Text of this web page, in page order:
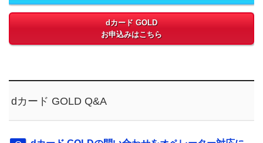
dカード GOLD
お申込みはこちら
dカード GOLD Q&A